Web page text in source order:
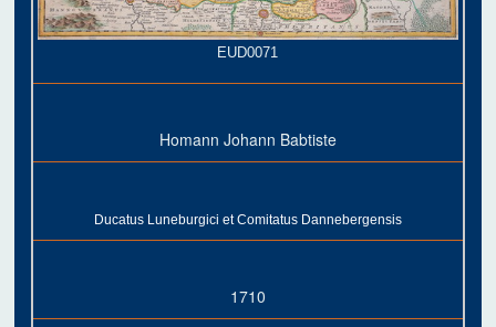
EUD0071
Homann Johann Babtiste
Ducatus Luneburgici et Comitatus Dannebergensis
1710